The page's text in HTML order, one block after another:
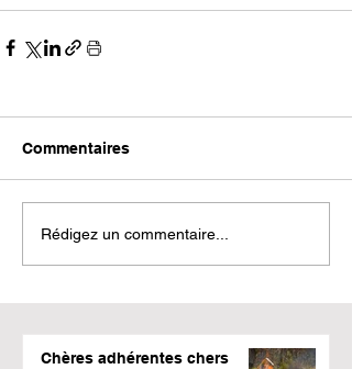
Commentaires
Rédigez un commentaire...
Chères adhérentes chers